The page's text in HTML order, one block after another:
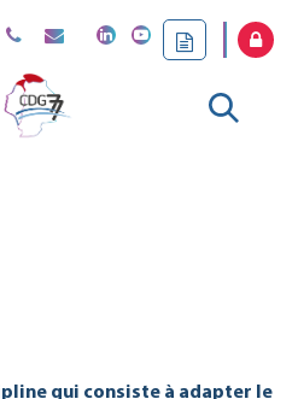
Aller
qui consiste à adapter le